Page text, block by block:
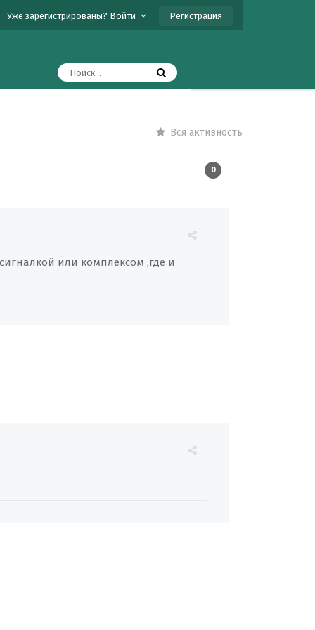
Уже зарегистрированы? Войти Регистрация
Вся активность
0
или комплексом ,где и